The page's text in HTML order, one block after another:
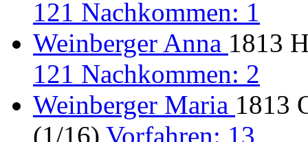
121 Nachkommen: 1
Weinberger Anna 1813
121 Nachkommen: 2
Weinberger Maria 1813
(1/16) Vorfahren: 13